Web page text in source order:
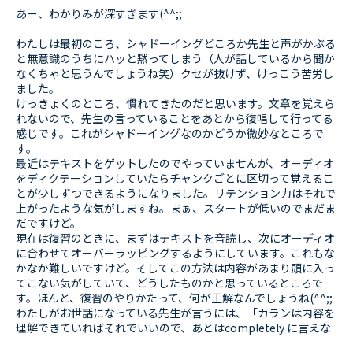
あー、わかりみが深すぎます(^^;;
わたしは最初のころ、シャドーイングどころか先生と声がかぶる
と無意識のうちにハッと黙ってしまう（人が話しているから聞か
なくちゃと思うんでしょうね笑）クセが抜けず、けっこう苦労し
ました。
けっきょくのところ、慣れてきたのだと思います。文章を覚えら
れないので、先生の言っていることをあとから復唱して行ってる
感じです。これがシャドーイングなのかどうか微妙なところで
す。
最近はテキストをゲットしたのでやっていませんが、オーディオ
をディクテーションしていたらチャンクごとに区切って覚えるこ
とが少しずつできるようになりました。リテンション力はそれで
上がったような気がしますね。まぁ、スタートが低いのでまだま
だですけど。
現在は復習のときに、まずはテキストを音読し、次にオーディオ
に合わせてオーバーラッピングするようにしています。これもな
かなか難しいですけど。そしてこの方法は内容があまり頭に入っ
てこない気がしていて、どうしたものかと思っているところで
す。ほんと、復習のやりかたって、何が正解なんでしょうね(^^;;
わたしがお世話になっている先生が言うには、「カランは内容を
理解できていればそれでいいので、あとはcompletely に言えな